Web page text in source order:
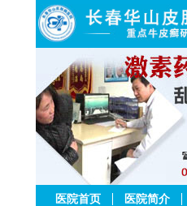
医院首页 医院简介